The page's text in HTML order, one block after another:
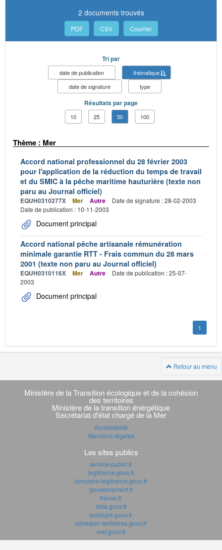
2 documents trouvés
PDF CSV Courriel
Tri par
date de publication
thématique
date de signature
type
Résultats par page
10 25 50 100
Thème : Mer
Accord national professionnel du 28 février 2003
pour l'application de la réduction du temps de travail
et du SMIC à la pêche maritime hauturière (texte non
paru au Journal officiel)
EQUH0310277X Mer Autre
Date de signature : 28-02-2003
Date de publication : 10-11-2003
Document principal
Accord national pêche artisanale rémunération
minimale garantie RTT - Frais commun du 28 mars
2001 (texte non paru au Journal officiel)
EQUH0310116X Mer Autre
Date de publication : 25-07-
2003
Document principal
1
Retour au menu
Navigation
transverse
Ministère de la Transition écologique et de la cohésion
des territoires
Ministère de la transition énérgétique
Secrétariat d'état chargé de la Mer
Accessibilité
Mentions légales
Les sites publics
service-public.fr
legifrance.gouv.fr
circulaire.legifrance.gouv.fr
gouvernement.fr
france.fr
data.gouv.fr
ecologie.gouv.fr
cohesion-territoires.gouv.fr
mer.gouv.fr